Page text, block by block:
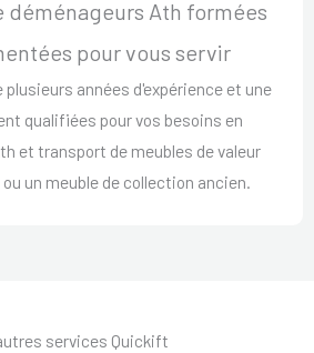
déménageurs Ath formées
pour vous servir
années d'expérience et une
qualifiées pour vos besoins en
et transport de meubles de valeur
un meuble de collection ancien.
services Quickift